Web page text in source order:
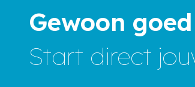
Gewoon
Start direct